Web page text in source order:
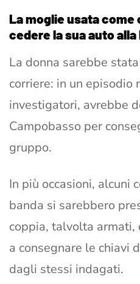
La moglie usata
cedere la sua auto alla
La donna sarebbe
corriere: in un episodio
investigatori, avrebbe
Campobasso per
gruppo.
In più occasioni, alcuni
banda si sarebbero
coppia, talvolta armati,
a consegnare le chiavi
dagli stessi indagati.